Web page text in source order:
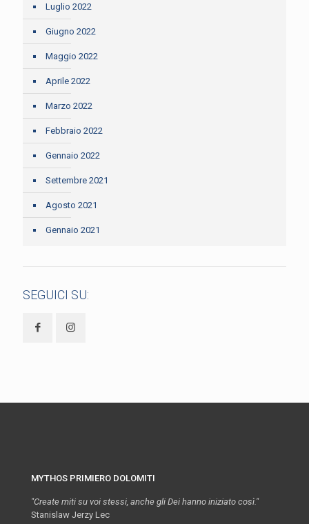
Luglio 2022
Giugno 2022
Maggio 2022
Aprile 2022
Marzo 2022
Febbraio 2022
Gennaio 2022
Settembre 2021
Agosto 2021
Gennaio 2021
SEGUICI SU:
MYTHOS PRIMIERO DOLOMITI
"Create miti su voi stessi, anche gli Dei hanno iniziato così."
Stanislaw Jerzy Lec